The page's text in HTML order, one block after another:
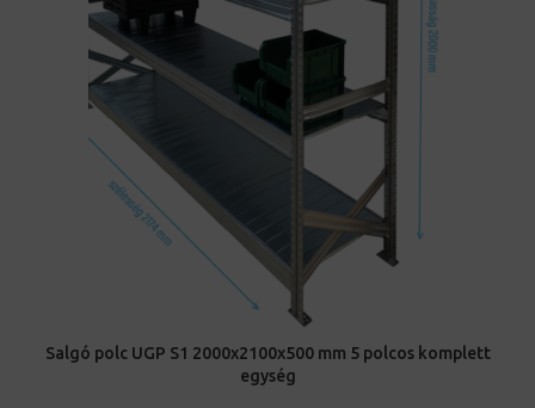
Salgó polc UGP S1 2000x2100x500 mm 5 polcos komplett
egység